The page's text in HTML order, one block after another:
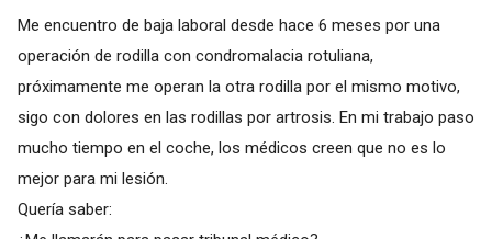
Me encuentro de baja laboral desde hace 6 meses por una
operación de rodilla con condromalacia rotuliana,
próximamente me operan la otra rodilla por el mismo motivo,
sigo con dolores en las rodillas por artrosis. En mi trabajo paso
mucho tiempo en el coche, los médicos creen que no es lo
mejor para mi lesión.
Quería saber: